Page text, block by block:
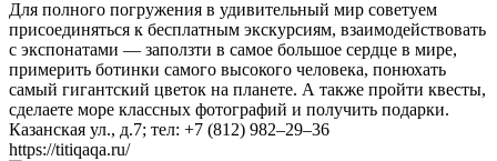
Для полного погружения в удивительный мир советуем
присоединяться к бесплатным экскурсиям, взаимодействовать
с экспонатами — заползти в самое большое сердце в мире,
примерить ботинки самого высокого человека, понюхать
самый гигантский цветок на планете. А также пройти квесты,
сделаете море классных фотографий и получить подарки.
Казанская ул., д.7; тел: +7 (812) 982–29–36
https://titiqaqa.ru/